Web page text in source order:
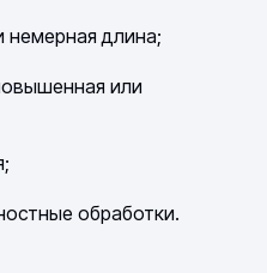
немерная длина;
или
обработки.